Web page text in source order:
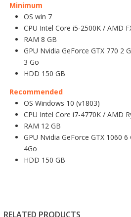
Minimum
OS win 7
CPU Intel Core i5-2500K / AMD
RAM 8 GB
GPU Nvidia GeForce GTX 770 2
3 Go
HDD 150 GB
Recommended
OS Windows 10 (v1803)
CPU Intel Core i7-4770K / AMD
RAM 12 GB
GPU Nvidia GeForce GTX 1060
4Go
HDD 150 GB
RELATED PRODUCTS